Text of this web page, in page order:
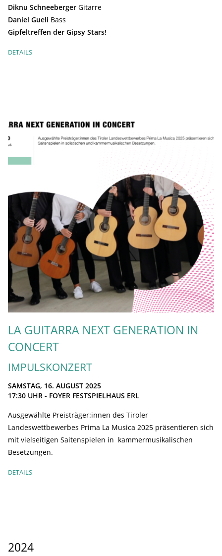
Diknu Schneeberger Gitarre
Daniel Gueli Bass
Gipfeltreffen der Gipsy Stars!
DETAILS
LA GUITARRA NEXT GENERATION IN
CONCERT
IMPULSKONZERT
SAMSTAG, 16. AUGUST 2025
17:30 UHR - FOYER FESTSPIELHAUS ERL
Ausgewählte Preisträger:innen des Tiroler
Landeswettbewerbes Prima La Musica 2025 präsentieren sich
mit vielseitigen Saitenspielen in kammermusikalischen
Besetzungen.
DETAILS
2024